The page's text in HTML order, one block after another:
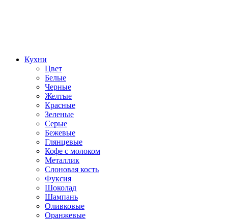
Кухни
Цвет
Белые
Черные
Желтые
Красные
Зеленые
Серые
Бежевые
Глянцевые
Кофе с молоком
Металлик
Слоновая кость
Фуксия
Шоколад
Шампань
Оливковые
Оранжевые